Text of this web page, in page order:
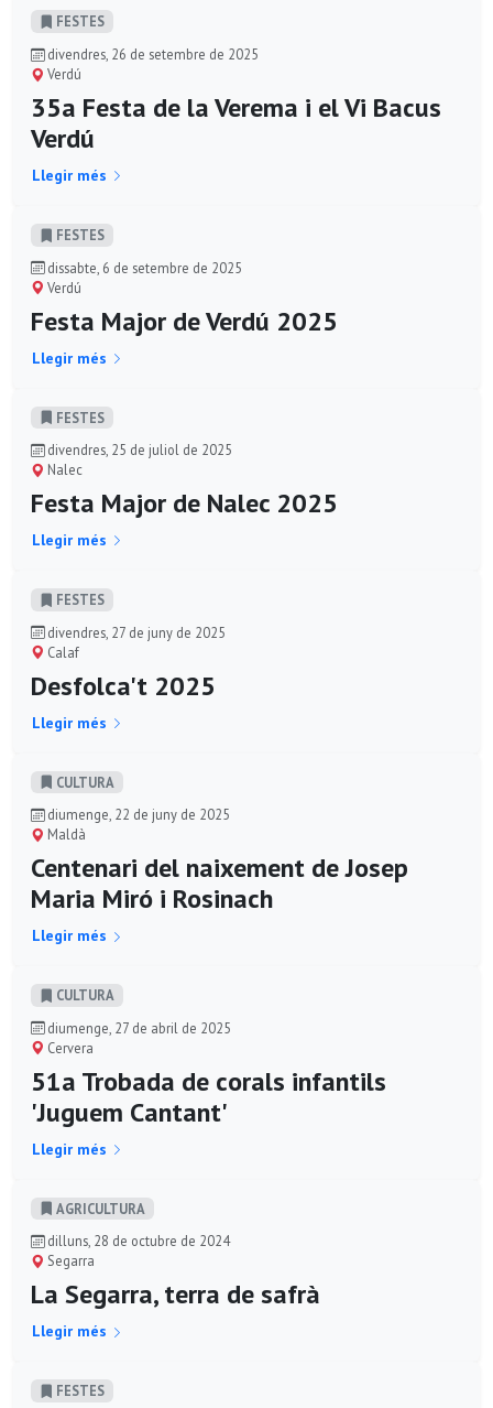
FESTES
divendres, 26 de setembre de 2025
Verdú
35a Festa de la Verema i el Vi Bacus
Verdú
Llegir més
FESTES
dissabte, 6 de setembre de 2025
Verdú
Festa Major de Verdú 2025
Llegir més
FESTES
divendres, 25 de juliol de 2025
Nalec
Festa Major de Nalec 2025
Llegir més
FESTES
divendres, 27 de juny de 2025
Calaf
Desfolca't 2025
Llegir més
CULTURA
diumenge, 22 de juny de 2025
Maldà
Centenari del naixement de Josep
Maria Miró i Rosinach
Llegir més
CULTURA
diumenge, 27 de abril de 2025
Cervera
51a Trobada de corals infantils
'Juguem Cantant'
Llegir més
AGRICULTURA
dilluns, 28 de octubre de 2024
Segarra
La Segarra, terra de safrà
Llegir més
FESTES